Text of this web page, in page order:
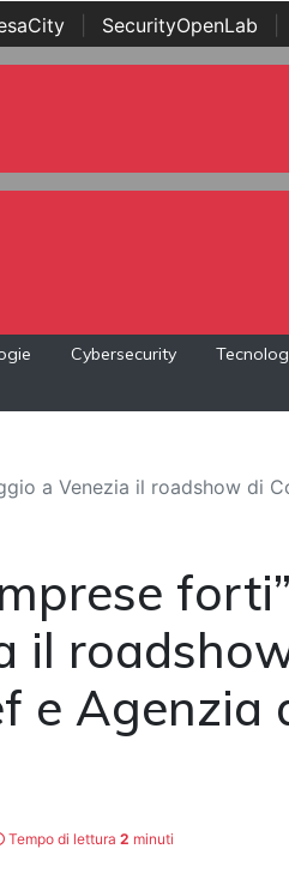
SecurityOpenLab
Awards
Cybersecurity
a Venezia il roadshow di
il
e Agenzia
Tempo di lettura 2 minuti